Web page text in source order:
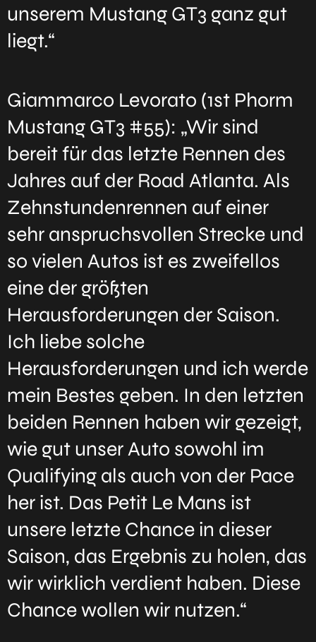
unserem Mustang GT3 ganz gut
liegt.“
Giammarco Levorato (1st Phorm
Mustang GT3 #55): „Wir sind
bereit für das letzte Rennen des
Jahres auf der Road Atlanta. Als
Zehnstundenrennen auf einer
sehr anspruchsvollen Strecke und
so vielen Autos ist es zweifellos
eine der größten
Herausforderungen der Saison.
Ich liebe solche
Herausforderungen und ich werde
mein Bestes geben. In den letzten
beiden Rennen haben wir gezeigt,
wie gut unser Auto sowohl im
Qualifying als auch von der Pace
her ist. Das Petit Le Mans ist
unsere letzte Chance in dieser
Saison, das Ergebnis zu holen, das
wir wirklich verdient haben. Diese
Chance wollen wir nutzen.“